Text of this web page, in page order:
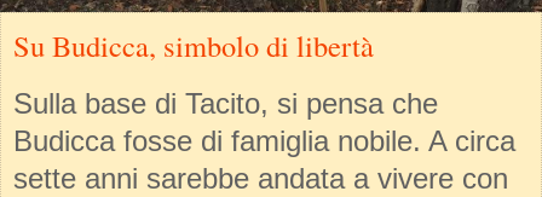
Su Budicca, simbolo di libertà
Sulla base di Tacito, si pensa che
Budicca fosse di famiglia nobile. A circa
sette anni sarebbe andata a vivere con